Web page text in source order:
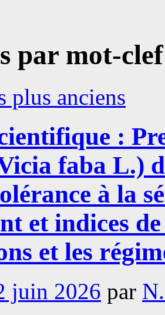
par mot-
plus anciens
:
faba L.)
à la
et indices
et les
juin 2026 par